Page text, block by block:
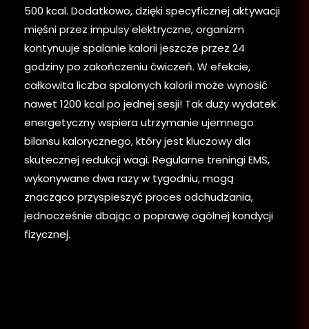
500 kcal. Dodatkowo, dzięki specyficznej aktywacji
mięśni przez impulsy elektryczne, organizm
kontynuuje spalanie kalorii jeszcze przez 24
godziny po zakończeniu ćwiczeń. W efekcie,
całkowita liczba spalonych kalorii może wynosić
nawet 1200 kcal po jednej sesji! Tak duży wydatek
energetyczny wspiera utrzymanie ujemnego
bilansu kalorycznego, który jest kluczowy dla
skutecznej redukcji wagi. Regularne treningi EMS,
wykonywane dwa razy w tygodniu, mogą
znacząco przyspieszyć proces odchudzania,
jednocześnie dbając o poprawę ogólnej kondycji
fizycznej.